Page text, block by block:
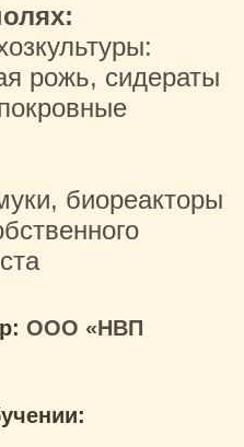
рожь, сидераты
биореакторы
ООО «НВП